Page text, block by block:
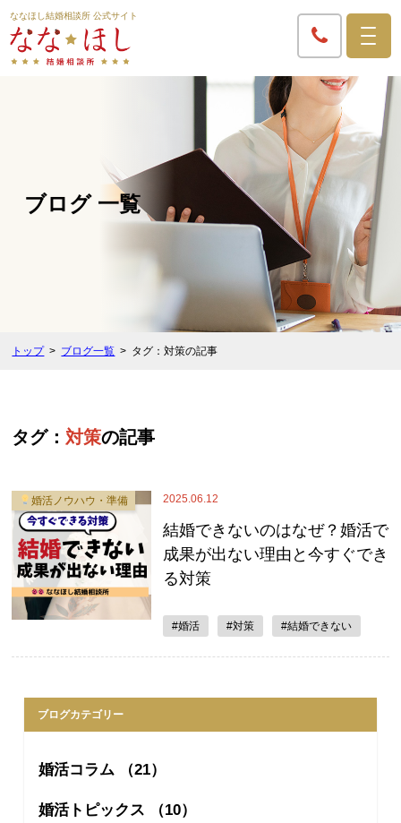
ななほし結婚相談所 公式サイト
ブログ 一覧
トップ ブログ一覧 タグ：対策の記事
タグ： 対策の記事
2025.06.12
婚活ノウハウ・準備
結婚できないのはなぜ？婚活で
成果が出ない理由と今すぐでき
る対策
#婚活 #対策 #結婚できない
ブログカテゴリー
婚活コラム （21）
婚活トピックス （10）